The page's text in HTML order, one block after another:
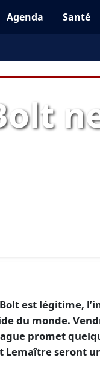
Agenda Santé
est légitime,
du monde.
promet
Lemaître seront